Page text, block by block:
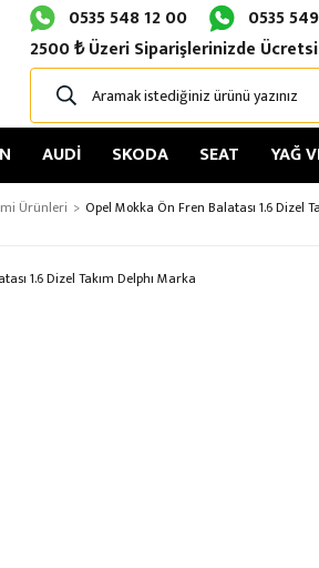
0535 548 12 00 0535
2500 ₺ Üzeri Siparişlerinizde
AUDİ SKODA SEAT YAĞ
Ürünleri Opel Mokka Ön Fren Balatası 1.6 Dizel